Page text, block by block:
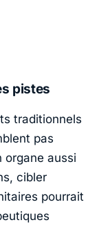
pistes
traditionnels
pas
organe aussi
cibler
pourrait